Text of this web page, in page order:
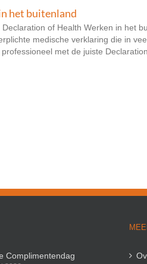
het buitenland
of Health Werken in het
medische verklaring die in
met de juiste
Complimentendag